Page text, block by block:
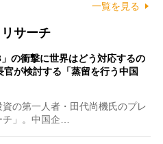
一覧を見る
サーチ
の衝撃に世界はどう対応するの
が検討する「蒸留を行う中国
の第一人者・田代尚機氏のプレ
チ」。中国企…